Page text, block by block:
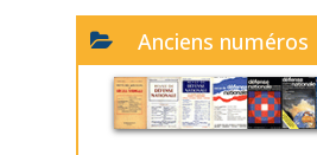
Anciens numéros